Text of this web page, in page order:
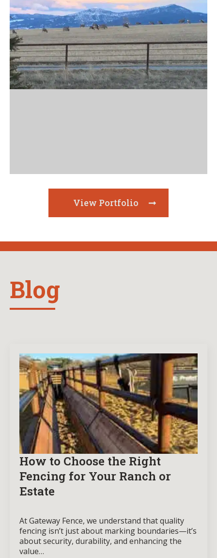
View Portfolio
Blog
How to Choose the Right
Fencing for Your Ranch or
Estate
At Gateway Fence, we understand that quality
fencing isn’t just about marking boundaries—it’s
about security, durability, and enhancing the
value…